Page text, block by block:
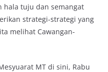
hala tuju dan semangat
strategi-strategi yang
melihat Cawangan-
MT di sini, Rabu